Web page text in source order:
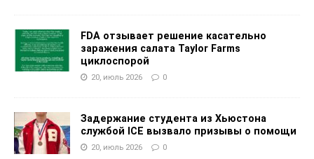
FDA отзывает решение касательно
заражения салата Taylor Farms
циклоспорой
20, июль 2026 0
Задержание студента из Хьюстона
службой ICE вызвало призывы о помощи
20, июль 2026 0